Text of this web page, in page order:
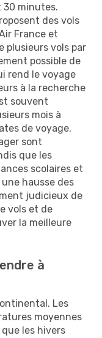
30 minutes.
des vols
France et
plusieurs vols par
possible de
rend le voyage
à la recherche
souvent
mois à
de voyage.
sont
que les
scolaires et
hausse des
judicieux de
vols et de
la meilleure
à
Les
moyennes
les hivers